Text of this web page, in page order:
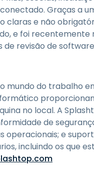
Graças a
e não
e foi
de revisão de
mundo do trabalho
no local. A
de
operacionais; e
incluindo os que